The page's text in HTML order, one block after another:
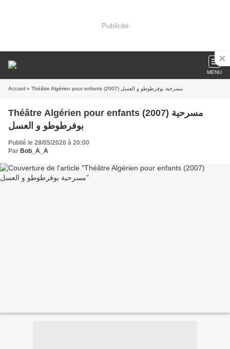
Publicité
MENU
Accueil » Théâtre Algérien pour enfants (2007) مسرحية بوفرطوطو و العسل
Théâtre Algérien pour enfants (2007) مسرحية
بوفرطوطو و العسل
Publié le 28/05/2020 à 20:00
Par Bob_A_A